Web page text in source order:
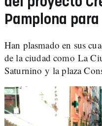
Pamplona
Han plasmado en sus
de la ciudad como La
Saturnino y la plaza